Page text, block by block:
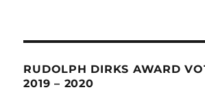
RUDOLPH DIRKS AWARD
2019 – 2020